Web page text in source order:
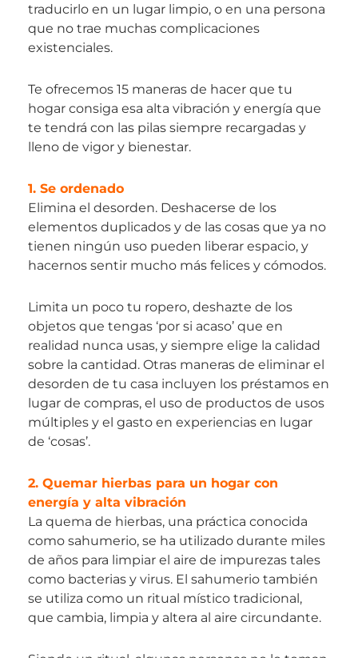
traducirlo en un lugar limpio, o en una persona
que no trae muchas complicaciones
existenciales.
Te ofrecemos 15 maneras de hacer que tu
hogar consiga esa alta vibración y energía que
te tendrá con las pilas siempre recargadas y
lleno de vigor y bienestar.
1. Se ordenado
Elimina el desorden. Deshacerse de los
elementos duplicados y de las cosas que ya no
tienen ningún uso pueden liberar espacio, y
hacernos sentir mucho más felices y cómodos.
Limita un poco tu ropero, deshazte de los
objetos que tengas ‘por si acaso’ que en
realidad nunca usas, y siempre elige la calidad
sobre la cantidad. Otras maneras de eliminar el
desorden de tu casa incluyen los préstamos en
lugar de compras, el uso de productos de usos
múltiples y el gasto en experiencias en lugar
de ‘cosas’.
2. Quemar hierbas para un hogar con
energía y alta vibración
La quema de hierbas, una práctica conocida
como sahumerio, se ha utilizado durante miles
de años para limpiar el aire de impurezas tales
como bacterias y virus. El sahumerio también
se utiliza como un ritual místico tradicional,
que cambia, limpia y altera al aire circundante.